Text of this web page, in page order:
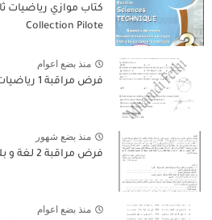
كتاب موازي رياضيات
Collection Pilote
منذ بضع اعوام
فرض مراقبة 1 رياضيات أولى ثانوي / نموذج 142
منذ بضع شهور
فرض مراقبة 2 لغة و بلاغة أولى ثانوي / نموذج 1
منذ بضع اعوام